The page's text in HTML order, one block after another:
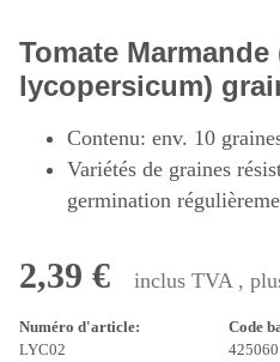
Tomate
lycopersicum)
Contenu: env. 10
Variétés de graines
germination
2,39 € inclus TVA ,
Numéro d'article:
LYC02
Code